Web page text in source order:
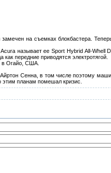
на съемках блокбастера.
называет ее Sport Hybrid All-Whell
передние приводятся электротягой.
в Огайо, США.
Сенна, в том числе поэтому
этим планам помешал кризис.